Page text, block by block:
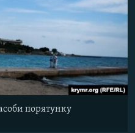
порятунку